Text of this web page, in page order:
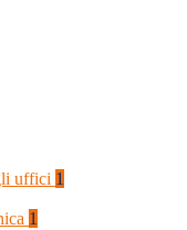
uffici 1
1